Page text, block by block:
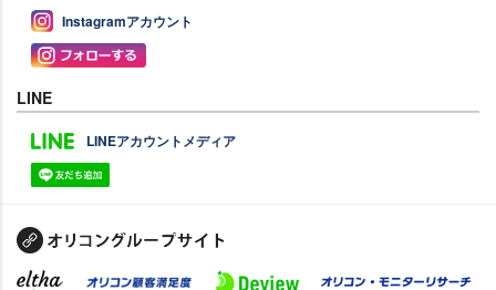
Instagramアカウント
LINE
LINEアカウントメディア